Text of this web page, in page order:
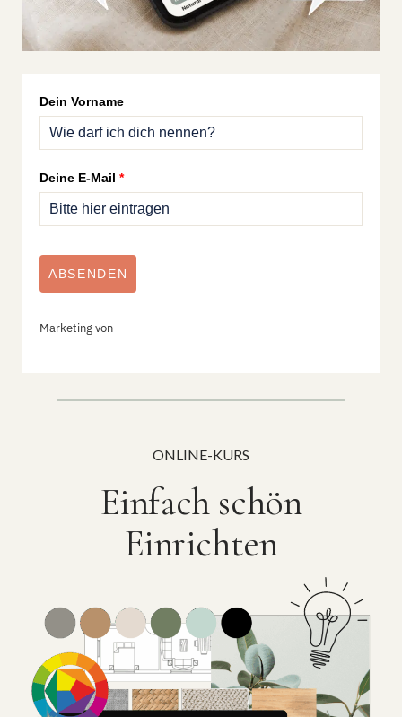
Dein Vorname
Deine E-Mail *
ABSENDEN
Marketing von
ONLINE-KURS
Einfach schön
Einrichten